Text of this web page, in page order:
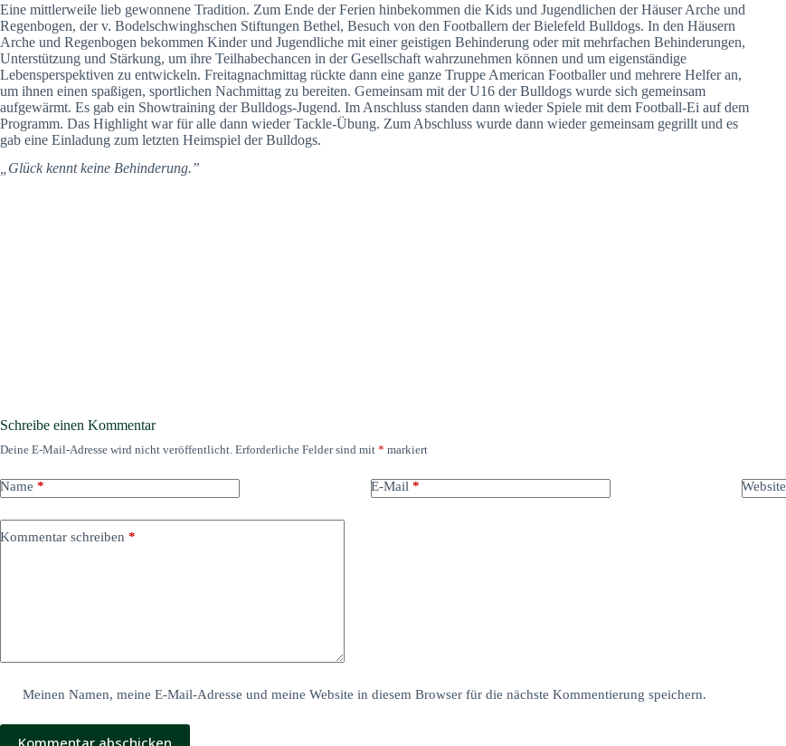
Eine mittlerweile lieb gewonnene Tradition. Zum Ende der Ferien hinbekommen die Kids und Jugendlichen der Häuser Arche und
Regenbogen, der v. Bodelschwinghschen Stiftungen Bethel, Besuch von den Footballern der Bielefeld Bulldogs. In den Häusern
Arche und Regenbogen bekommen Kinder und Jugendliche mit einer geistigen Behinderung oder mit mehrfachen Behinderungen,
Unterstützung und Stärkung, um ihre Teilhabechancen in der Gesellschaft wahrzunehmen können und um eigenständige
Lebensperspektiven zu entwickeln. Freitagnachmittag rückte dann eine ganze Truppe American Footballer und mehrere Helfer an,
um ihnen einen spaßigen, sportlichen Nachmittag zu bereiten. Gemeinsam mit der U16 der Bulldogs wurde sich gemeinsam
aufgewärmt. Es gab ein Showtraining der Bulldogs-Jugend. Im Anschluss standen dann wieder Spiele mit dem Football-Ei auf dem
Programm. Das Highlight war für alle dann wieder Tackle-Übung. Zum Abschluss wurde dann wieder gemeinsam gegrillt und es
gab eine Einladung zum letzten Heimspiel der Bulldogs.
„Glück kennt keine Behinderung.”
Schreibe einen Kommentar
Deine E-Mail-Adresse wird nicht veröffentlicht. Erforderliche Felder sind mit * markiert
Name * E-Mail * Website
Kommentar schreiben *
Meinen Namen, meine E-Mail-Adresse und meine Website in diesem Browser für die nächste Kommentierung speichern.
Kommentar abschicken